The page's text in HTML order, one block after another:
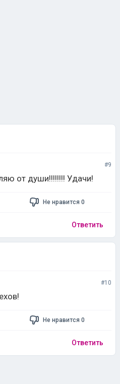
#9
от души!!!!!!!! Удачи!
Не нравится 0
Ответить
#10
Не нравится 0
Ответить